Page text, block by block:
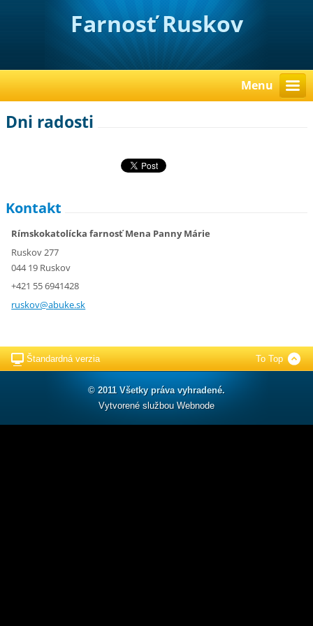
Farnosť Ruskov
Menu
Dni radosti
Kontakt
Rímskokatolícka farnosť Mena Panny Márie
Ruskov 277
044 19 Ruskov
+421 55 6941428
ruskov@abuke.sk
Štandardná verzia To Top
© 2011 Všetky práva vyhradené.
Vytvorené službou Webnode